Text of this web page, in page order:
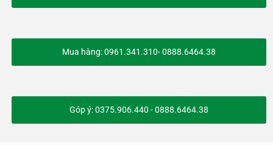
Mua hàng: 0961.341.310- 0888.6464.38
Góp ý: 0375.906.440 - 0888.6464.38